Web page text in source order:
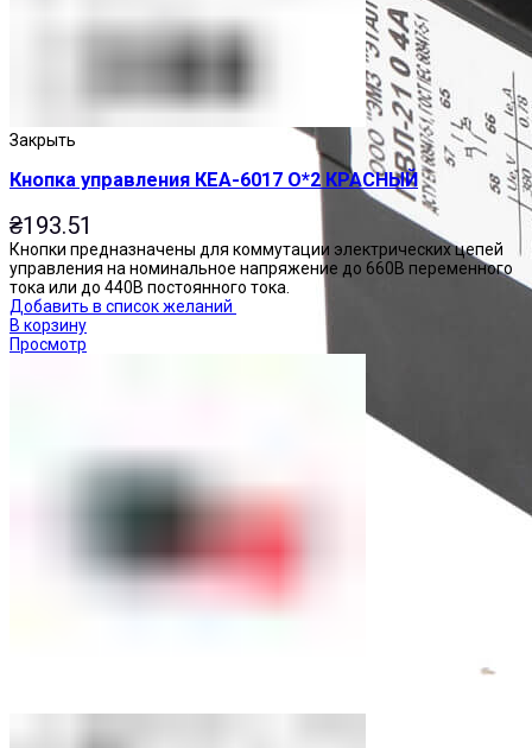
Закрыть
Кнопка управления КЕА-6017 О*2 КРАСНЫЙ
₴193.51
Кнопки предназначены для коммутации электрических цепей
управления на номинальное напряжение до 660В переменного
тока или до 440В постоянного тока.
Добавить в список желаний
В корзину
Просмотр